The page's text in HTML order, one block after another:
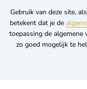
Gebruik van deze site,
betekent dat je de
toepassing de algemene
zo goed mogelijk te